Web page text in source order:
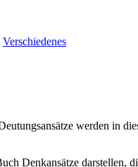
Verschiedenes
werden in
Denkansätze darstellen,